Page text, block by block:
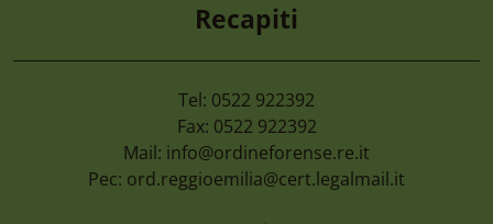
Recapiti
Tel: 0522 922392
Fax: 0522 922392
Mail: info@ordineforense.re.it
Pec: ord.reggioemilia@cert.legalmail.it